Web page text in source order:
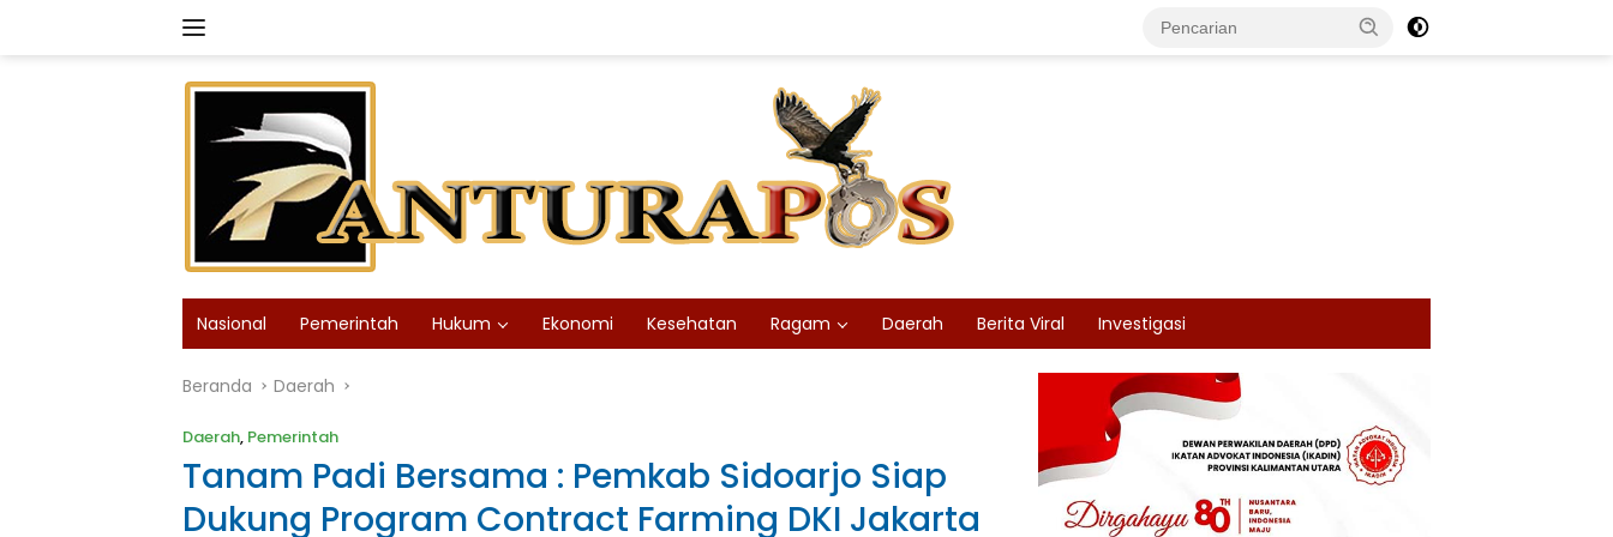
Nasional Pemerintah Hukum Ekonomi Kesehatan Ragam Daerah Berita Viral Investigasi
Beranda Daerah
Daerah, Pemerintah
Tanam Padi Bersama : Pemkab Sidoarjo Siap
Dukung Program Contract Farming DKI Jakarta